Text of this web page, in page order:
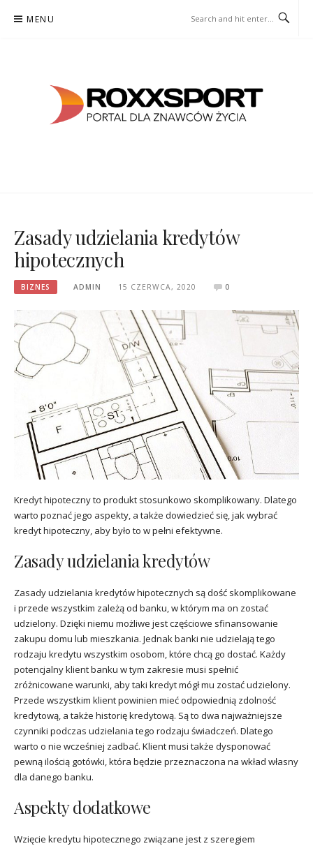
MENU
Zasady udzielania kredytów
hipotecznych
BIZNES ADMIN 15 CZERWCA, 2020 0
Kredyt hipoteczny to produkt stosunkowo skomplikowany. Dlatego
warto poznać jego aspekty, a także dowiedzieć się, jak wybrać
kredyt hipoteczny, aby było to w pełni efektywne.
Zasady udzielania kredytów
Zasady udzielania kredytów hipotecznych są dość skomplikowane
i przede wszystkim zależą od banku, w którym ma on zostać
udzielony. Dzięki niemu możliwe jest częściowe sfinansowanie
zakupu domu lub mieszkania. Jednak banki nie udzielają tego
rodzaju kredytu wszystkim osobom, które chcą go dostać. Każdy
potencjalny klient banku w tym zakresie musi spełnić
zróżnicowane warunki, aby taki kredyt mógł mu zostać udzielony.
Przede wszystkim klient powinien mieć odpowiednią zdolność
kredytową, a także historię kredytową. Są to dwa najważniejsze
czynniki podczas udzielania tego rodzaju świadczeń. Dlatego
warto o nie wcześniej zadbać. Klient musi także dysponować
pewną ilością gotówki, która będzie przeznaczona na wkład własny
dla danego banku.
Aspekty dodatkowe
Wzięcie kredytu hipotecznego związane jest z szeregiem